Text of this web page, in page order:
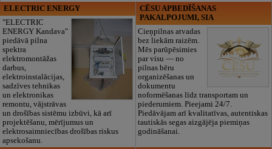
ELECTRIC ENERGY
"ELECTRIC
ENERGY Kandava"
piedāvā pilna
spektra
elektromontāžas
darbus,
elektroinstalācijas,
sadzīves tehnikas
un elektronikas
remontu, vājstrāvas
un drošības sistēmu izbūvi, kā arī
projektēšanu, mērījumus un
elektrosaimniecības drošības riskus
apsekošanu.
CĒSU APBEDĪŠANAS
PAKALPOJUMI, SIA
Cieņpilnas atvadas
bez liekām raizēm.
Mēs parūpēsimies
par visu — no
pilnas bēru
organizēšanas un
dokumentu
noformēšanas līdz transportam un
piederumiem. Pieejami 24/7.
Piedāvājam arī kvalitatīvas, autentiskas
tautiskās segas aizgājēja piemiņas
godināšanai.